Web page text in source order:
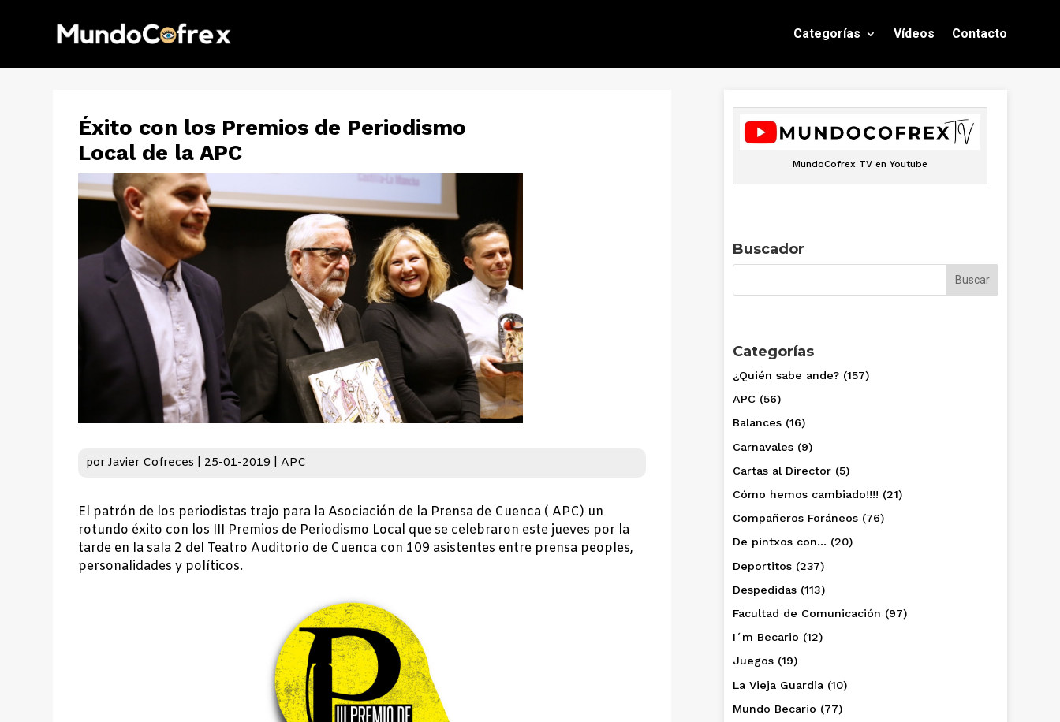
Categorías Vídeos Contacto
Éxito con los Premios de Periodismo
Local de la APC
porJavier Cofreces 25-01-2019 |APC
El patrón de los periodistas trajo para la Asociación de la Prensa de Cuenca ( APC) un
rotundo éxito con los III Premios de Periodismo Local que se celebraron este jueves por la
tarde en la sala 2 del Teatro Auditorio de Cuenca con 109 asistentes entre prensa peoples,
personalidades y políticos.
MundoCofrex TV en Youtube
Buscador
Categorías
¿Quién sabe ande? (157)
APC (56)
Balances (16)
Carnavales (9)
Cartas al Director (5)
Cómo hemos cambiado!!!! (21)
Compañeros Foráneos (76)
De pintxos con… (20)
Deportitos (237)
Despedidas (113)
Facultad de Comunicación (97)
I´m Becario (12)
Juegos (19)
La Vieja Guardia (10)
Mundo Becario (77)